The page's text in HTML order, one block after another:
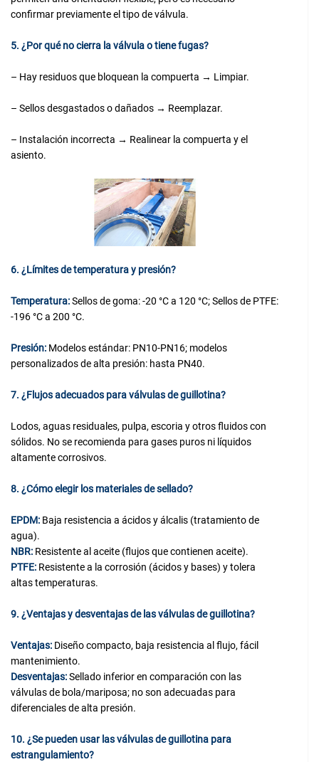
confirmar previamente el tipo de válvula.
5. ¿Por qué no cierra la válvula o tiene fugas?
– Hay residuos que bloquean la compuerta → Limpiar.
– Sellos desgastados o dañados → Reemplazar.
– Instalación incorrecta → Realinear la compuerta y el
asiento.
6. ¿Límites de temperatura y presión?
Temperatura:Sellos de goma: -20 °C a 120 °C; Sellos de PTFE:
-196 °C a 200 °C.
Presión: Modelos estándar: PN10-PN16; modelos
personalizados de alta presión: hasta PN40.
7. ¿Flujos adecuados para válvulas de guillotina?
Lodos, aguas residuales, pulpa, escoria y otros fluidos con
sólidos. No se recomienda para gases puros ni líquidos
altamente corrosivos.
8. ¿Cómo elegir los materiales de sellado?
EPDM: Baja resistencia a ácidos y álcalis (tratamiento de
agua).
NBR: Resistente al aceite (flujos que contienen aceite).
PTFE: Resistente a la corrosión (ácidos y bases) y tolera
altas temperaturas.
9. ¿Ventajas y desventajas de las válvulas de guillotina?
Ventajas: Diseño compacto, baja resistencia al flujo, fácil
mantenimiento.
Desventajas:Sellado inferior en comparación con las
válvulas de bola/mariposa; no son adecuadas para
diferenciales de alta presión.
10. ¿Se pueden usar las válvulas de guillotina para
estrangulamiento?